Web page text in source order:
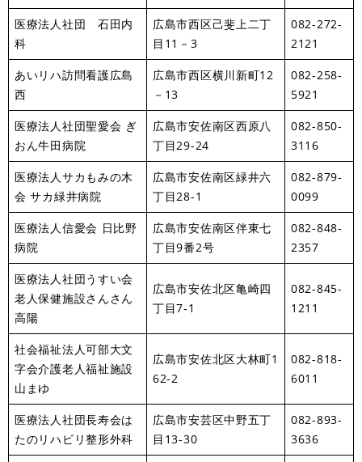
医療法人社団 石田内
科
広島市西区己斐上二丁
目11－3
082-272-
2121
あいリハ訪問看護広島
西
広島市西区横川新町12
－13
082-258-
5921
医療法人社団聖愛会 ぎ
おん牛田病院
広島市安佐南区西原八
丁目29-24
082-850-
3116
医療法人サカもみの木
会 サカ緑井病院
広島市安佐南区緑井六
丁目28-1
082-879-
0099
医療法人信愛会 日比野
病院
広島市安佐南区伴東七
丁目9番2号
082-848-
2357
医療法人社団うすい会
老人保健施設さんさん
高陽
広島市安佐北区亀崎四
丁目7-1
082-845-
1211
社会福祉法人可部大文
字会介護老人福祉施設
山まゆ
広島市安佐北区大林町1
62-2
082-818-
6011
医療法人社団長寿会は
たのリハビリ整形外科
広島市安芸区中野五丁
目13-30
082-893-
3636